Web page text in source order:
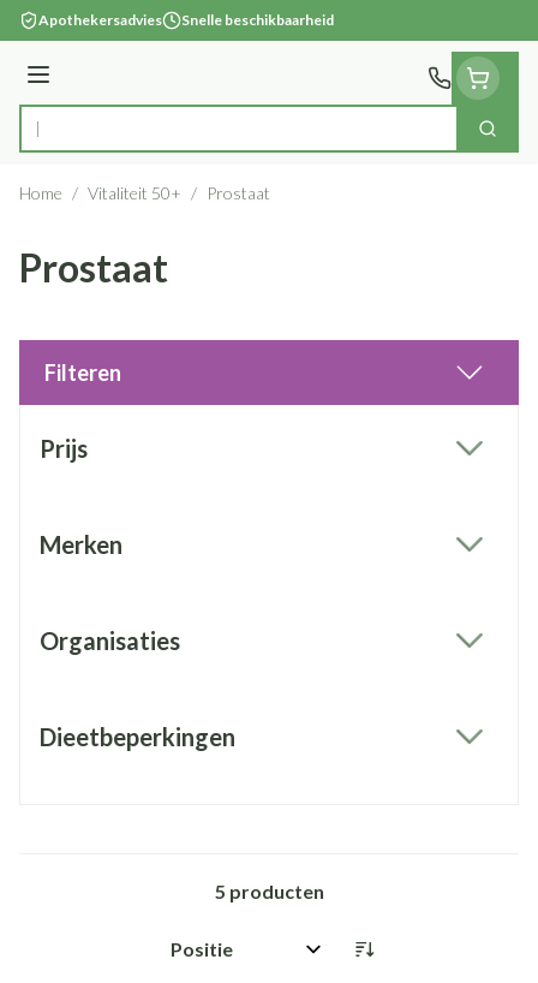
Ga naar de inhoud
Apothekersadvies Snelle beschikbaarheid
Menu
Product, merk, categorie... Zoek
Home / Vitaliteit 50+ / Prostaat
Prostaat
Filteren
Prijs
Merken
Organisaties
Dieetbeperkingen
5 producten
Sorteer op: